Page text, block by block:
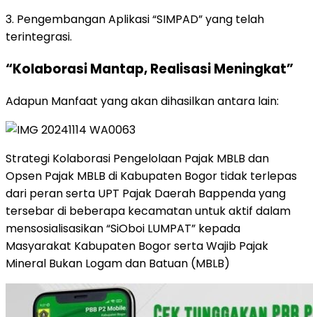
3. Pengembangan Aplikasi “SIMPAD” yang telah
terintegrasi.
“Kolaborasi Mantap, Realisasi Meningkat”
Adapun Manfaat yang akan dihasilkan antara lain:
Strategi Kolaborasi Pengelolaan Pajak MBLB dan
Opsen Pajak MBLB di Kabupaten Bogor tidak terlepas
dari peran serta UPT Pajak Daerah Bappenda yang
tersebar di beberapa kecamatan untuk aktif dalam
mensosialisasikan “SiOboi LUMPAT” kepada
Masyarakat Kabupaten Bogor serta Wajib Pajak
Mineral Bukan Logam dan Batuan (MBLB)